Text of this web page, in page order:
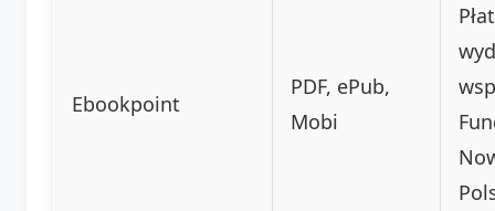
Ebookpoint
PDF, ePub,
Mobi